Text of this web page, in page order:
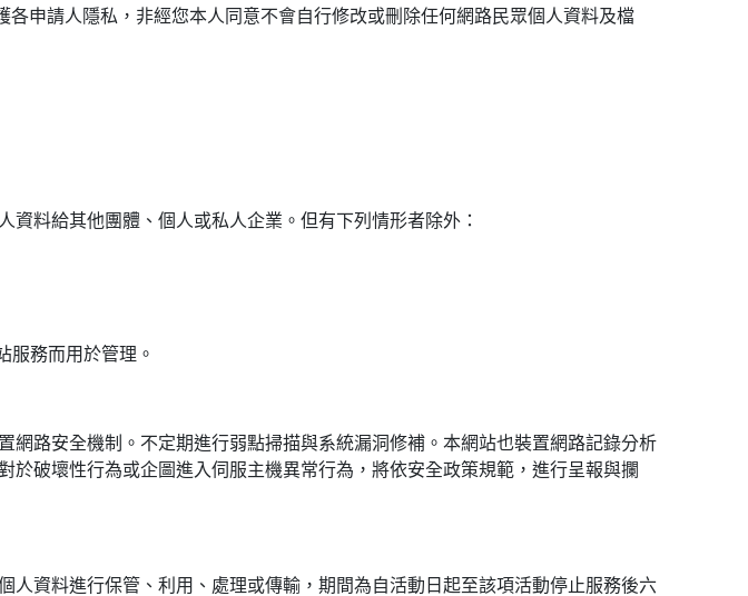
申請人隱私，非經您本人同意不會自行修改或刪除任何網路民眾個人資料及檔
料給其他團體、個人或私人企業。但有下列情形者除外：
服務而用於管理。
網路安全機制。不定期進行弱點掃描與系統漏洞修補。本網站也裝置網路記錄分析
於破壞性行為或企圖進入伺服主機異常行為，將依安全政策規範，進行呈報與攔
人資料進行保管、利用、處理或傳輸，期間為自活動日起至該項活動停止服務後六